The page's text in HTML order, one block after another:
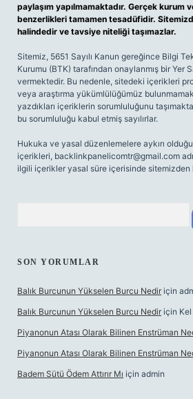
paylaşım yapılmamaktadır. Gerçek kurum
benzerlikleri tamamen tesadüfidir.
halindedir ve tavsiye niteliği taşımazlar.
Sitemiz, 5651 Sayılı Kanun gereğince Bilgi
Kurumu (BTK) tarafından onaylanmış bir Yer
vermektedir. Bu nedenle, sitedeki içerikleri
veya araştırma yükümlülüğümüz
yazdıkları içeriklerin sorumluluğunu
bu sorumluluğu kabul etmiş sayılırlar.
Hukuka ve yasal düzenlemelere aykırı
içerikleri, backlinkpanelicomtr@gmail.com
ilgili içerikler yasal süre içerisinde sitemizden
SON YORUMLAR
Balık Burcunun Yükselen Burcu Nedir için
Balık Burcunun Yükselen Burcu Nedir için Kel
Piyanonun Atası Olarak Bilinen Enstrüman
Piyanonun Atası Olarak Bilinen Enstrüman
Badem Sütü Ödem Attırır Mı için admin